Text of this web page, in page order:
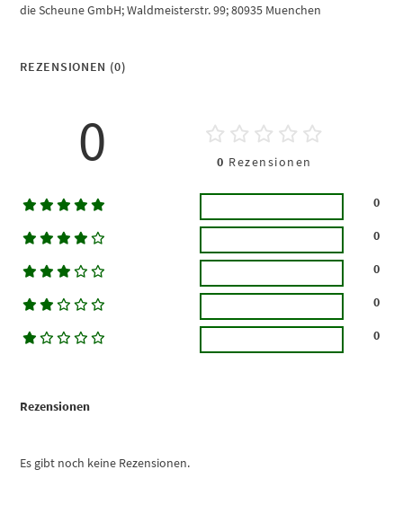
die Scheune GmbH; Waldmeisterstr. 99; 80935 Muenchen
REZENSIONEN (0)
Rezensionen
Es gibt noch keine Rezensionen.
0 0 Rezensionen
0
0
0
0
0